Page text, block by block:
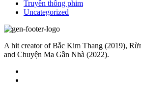
Truyền thông phim
Uncategorized
A hit creator of Bắc Kim Thang (2019),
and Chuyện Ma Gần Nhà (2022).